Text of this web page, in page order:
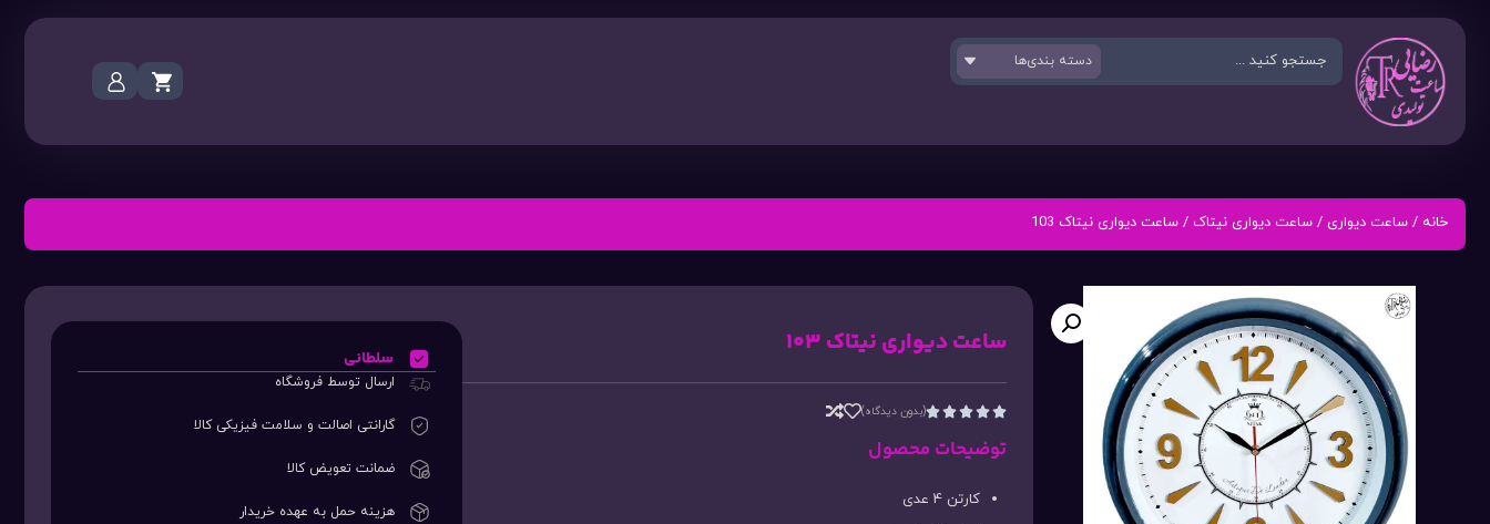
خانه / ساعت دیواری / ساعت دیواری نیتاک / ساعت دیواری نیتاک 103
ساعت دیواری نیتاک 103




(بدون دیدگاه)
توضیحات محصول
کارتن 4 عدی
سلطانی
ارسال توسط فروشگاه
گارانتی اصالت و سلامت فیزیکی کالا
ضمانت تعویض کالا
هزینه حمل به عهده خریدار